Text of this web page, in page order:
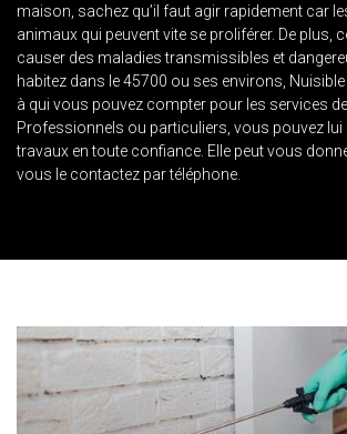
maison, sachez qu’il faut agir rapidement car
animaux qui peuvent vite se proliférer. De plus,
causer des maladies transmissibles et
habitez dans le 45700 ou ses environs,
à qui vous pouvez compter pour les services
Professionnels ou particuliers, vous pouvez
travaux en toute confiance. Elle peut vous
vous le contactez par téléphone.